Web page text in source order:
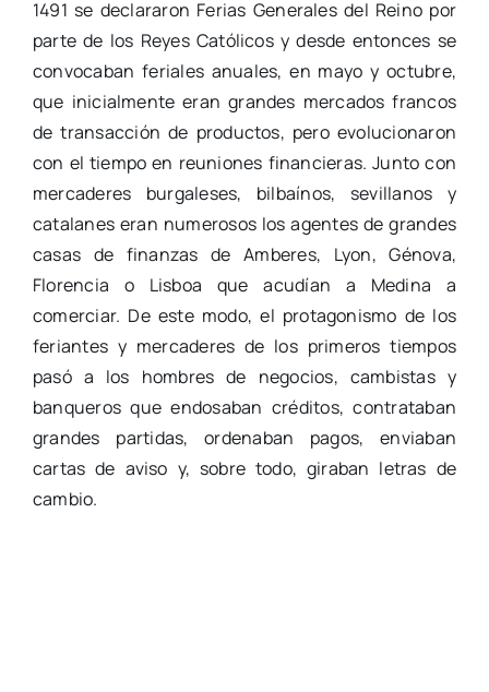
1491 se declararon Ferias Generales del Reino por
parte de los Reyes Católicos y desde entonces se
convocaban feriales anuales, en mayo y octubre,
que inicialmente eran grandes mercados francos
de transacción de productos, pero evolucionaron
con el tiempo en reuniones financieras. Junto con
mercaderes burgaleses, bilbaínos, sevillanos y
catalanes eran numerosos los agentes de grandes
casas de finanzas de Amberes, Lyon, Génova,
Florencia o Lisboa que acudían a Medina a
comerciar. De este modo, el protagonismo de los
feriantes y mercaderes de los primeros tiempos
pasó a los hombres de negocios, cambistas y
banqueros que endosaban créditos, contrataban
grandes partidas, ordenaban pagos, enviaban
cartas de aviso y, sobre todo, giraban letras de
cambio.